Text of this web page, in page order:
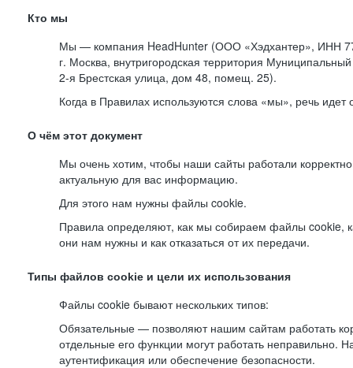
Кто мы
Мы — компания HeadHunter (ООО «Хэдхантер», ИНН
г. Москва, внутригородская территория Муниципальный
2-я Брестская улица, дом 48, помещ. 25).
Когда в Правилах используются слова «мы», речь
О чём этот документ
Мы очень хотим, чтобы наши сайты работали
актуальную для вас информацию.
Для этого нам нужны файлы cookie.
Правила определяют, как мы собираем файлы cookie,
они нам нужны и как отказаться от их передачи.
Типы файлов cookie и цели их использования
Файлы cookie бывают нескольких типов:
Обязательные — позволяют нашим сайтам работать
отдельные его функции могут работать неправильно.
аутентификация или обеспечение безопасности.